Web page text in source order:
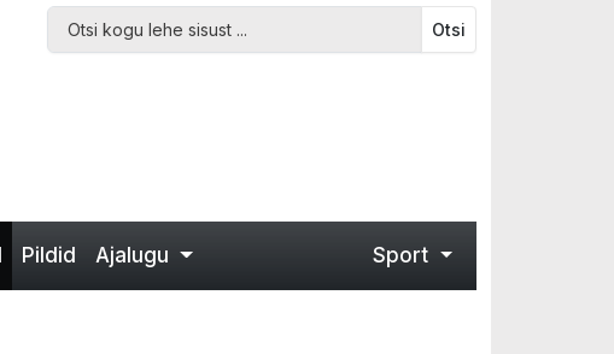
Otsi
Pildid Ajalugu Sport